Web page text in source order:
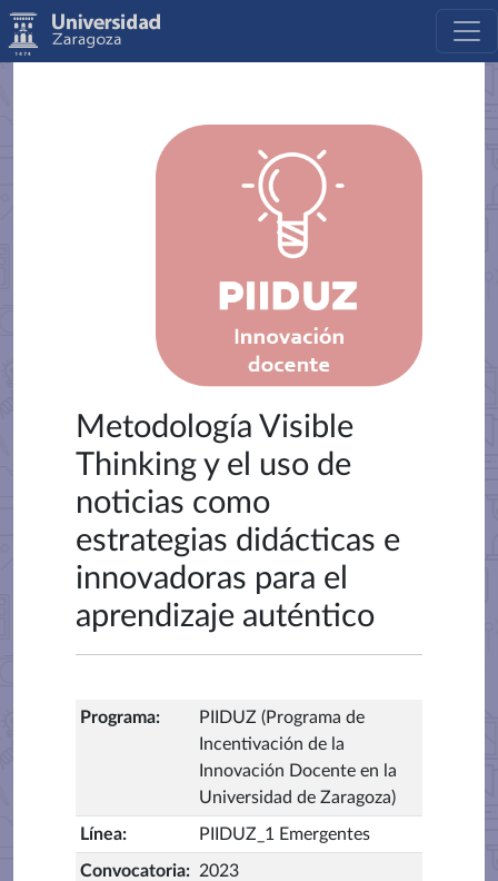
Metodología Visible
Thinking y el uso de
noticias como
estrategias didácticas e
innovadoras para el
aprendizaje auténtico
Programa:
PIIDUZ (Programa de
Incentivación de la
Innovación Docente en la
Universidad de Zaragoza)
Línea: PIIDUZ_1 Emergentes
Convocatoria: 2023